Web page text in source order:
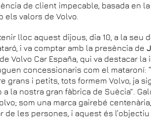
de client impecable, basada en
els valors de Volvo.
lloc aquest dijous, dia 10, a la seu
i va comptar amb la presència de
Volvo Car España, qui va destacar la
concessionaris com el mataroní:
grans i petits, tots formem Volvo, ja
la nostra gran fàbrica de Suècia”.
som una marca gairebé
les persones, i aquest és l’objectiu